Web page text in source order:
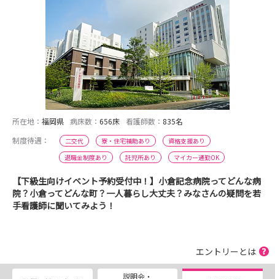
所在地： 福岡県 病床数： 656床 看護師数： 835名
制度待遇：
二交代 寮・住宅補助あり
資格支援あり
退職金制度あり
託児所あり マイカー通勤OK
【下級生向けイベント予約受付中！】小倉記念病院ってどんな病
院？小倉ってどんな町？一人暮らし大丈夫？みなさんの疑問を若
手看護師に聞いてみよう！
エントリーとは
説明会・